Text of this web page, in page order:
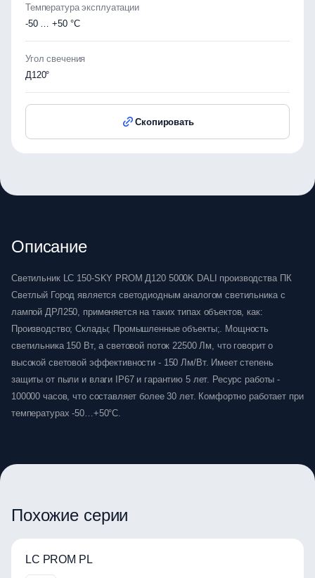
Температура эксплуатации
-50 … +50 °C
Угол свечения
Д120°
Скопировать
Описание
Светильник LC 150-SKY PROM Д120 5000K DALI производства ПК
Светлый Город является светодиодным аналогом светильника с
лампой ДРЛ250, применяется на таких типах объектов, как:
Производство; Склады; Промышленные объекты;. Мощность
светильника 150 Вт, а световой поток 22500 Лм, что говорит о
высокой световой эффективности - 150 Лм/Вт. Имеет степень
защиты от пыли и влаги IP67 и гарантию 5 лет. Ресурс работы -
100000 часов, что составляет более 30 лет. Комфортно работает при
температурах -50…+50°C.
Похожие серии
LC PROM PL